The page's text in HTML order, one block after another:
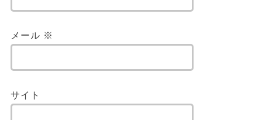
メール ※
サイト